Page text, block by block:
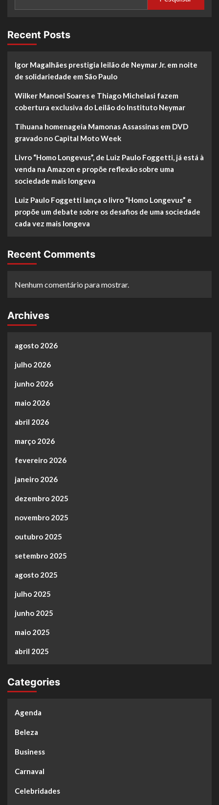
Recent Posts
Igor Magalhães prestigia leilão de Neymar Jr. em noite
de solidariedade em São Paulo
Wilker Manoel Soares e Thiago Michelasi fazem
cobertura exclusiva do Leilão do Instituto Neymar
Tihuana homenageia Mamonas Assassinas em DVD
gravado no Capital Moto Week
Livro “Homo Longevus”, de Luiz Paulo Foggetti, já está à
venda na Amazon e propõe reflexão sobre uma
sociedade mais longeva
Luiz Paulo Foggetti lança o livro “Homo Longevus” e
propõe um debate sobre os desafios de uma sociedade
cada vez mais longeva
Recent Comments
Nenhum comentário para mostrar.
Archives
agosto 2026
julho 2026
junho 2026
maio 2026
abril 2026
março 2026
fevereiro 2026
janeiro 2026
dezembro 2025
novembro 2025
outubro 2025
setembro 2025
agosto 2025
julho 2025
junho 2025
maio 2025
abril 2025
Categories
Agenda
Beleza
Business
Carnaval
Celebridades